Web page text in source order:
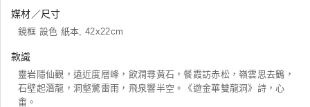
媒材／尺寸
鏡框 設色 紙本, 42x22cm
款識
靈岩隱仙觀，遠近度層峰，飲澗尋黃石，餐霞訪赤松，嶺雲思去鶴，
石壁起潛龍，洞壑驚雷雨，飛泉響半空。《遊金華雙龍洞》詩，心
畬。